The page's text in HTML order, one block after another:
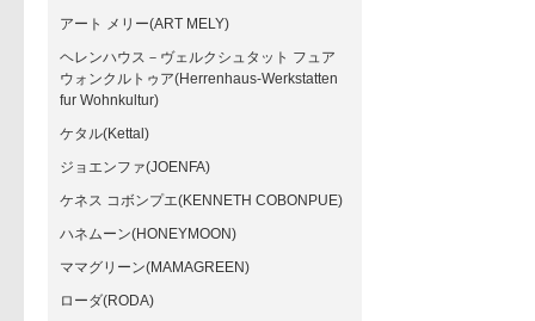
アート メリー(ART MELY)
ヘレンハウス－ヴェルクシュタット フュア
ウォンクルトゥア(Herrenhaus-Werkstatten
fur Wohnkultur)
ケタル(Kettal)
ジョエンファ(JOENFA)
ケネス コボンプエ(KENNETH COBONPUE)
ハネムーン(HONEYMOON)
ママグリーン(MAMAGREEN)
ローダ(RODA)